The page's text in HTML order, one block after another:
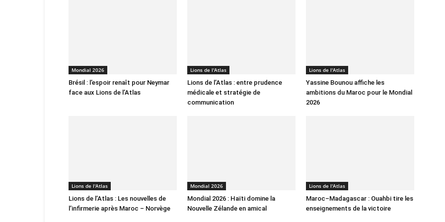
Mondial 2026
Brésil : l’espoir renaît pour Neymar
face aux Lions de l’Atlas
Lions de l'Atlas
Lions de l’Atlas : entre prudence
médicale et stratégie de
communication
Lions de l'Atlas
Yassine Bounou affiche les
ambitions du Maroc pour le Mondial
2026
Lions de l'Atlas
Lions de l’Atlas : Les nouvelles de
l’infirmerie après Maroc – Norvège
Mondial 2026
Mondial 2026 : Haïti domine la
Nouvelle Zélande en amical
Lions de l'Atlas
Maroc–Madagascar : Ouahbi tire les
enseignements de la victoire